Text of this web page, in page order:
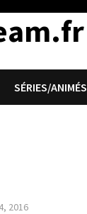
SÉRIES/ANIMÉS
2016